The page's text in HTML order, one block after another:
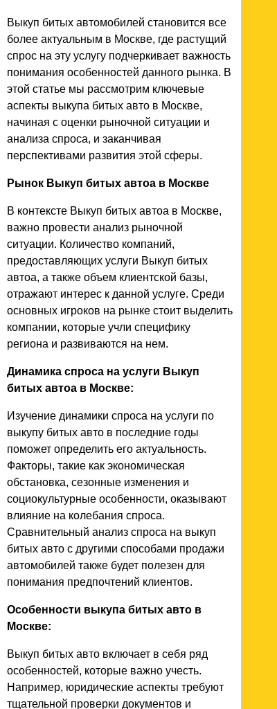
Выкуп битых автомобилей становится все
более актуальным в Москве, где растущий
спрос на эту услугу подчеркивает важность
понимания особенностей данного рынка. В
этой статье мы рассмотрим ключевые
аспекты выкупа битых авто в Москве,
начиная с оценки рыночной ситуации и
анализа спроса, и заканчивая
перспективами развития этой сферы.
Рынок Выкуп битых автоа в Москве
В контексте Выкуп битых автоа в Москве,
важно провести анализ рыночной
ситуации. Количество компаний,
предоставляющих услуги Выкуп битых
автоа, а также объем клиентской базы,
отражают интерес к данной услуге. Среди
основных игроков на рынке стоит выделить
компании, которые учли специфику
региона и развиваются на нем.
Динамика спроса на услуги Выкуп
битых автоа в Москве:
Изучение динамики спроса на услуги по
выкупу битых авто в последние годы
поможет определить его актуальность.
Факторы, такие как экономическая
обстановка, сезонные изменения и
социокультурные особенности, оказывают
влияние на колебания спроса.
Сравнительный анализ спроса на выкуп
битых авто с другими способами продажи
автомобилей также будет полезен для
понимания предпочтений клиентов.
Особенности выкупа битых авто в
Москве:
Выкуп битых авто включает в себя ряд
особенностей, которые важно учесть.
Например, юридические аспекты требуют
тщательной проверки документов и